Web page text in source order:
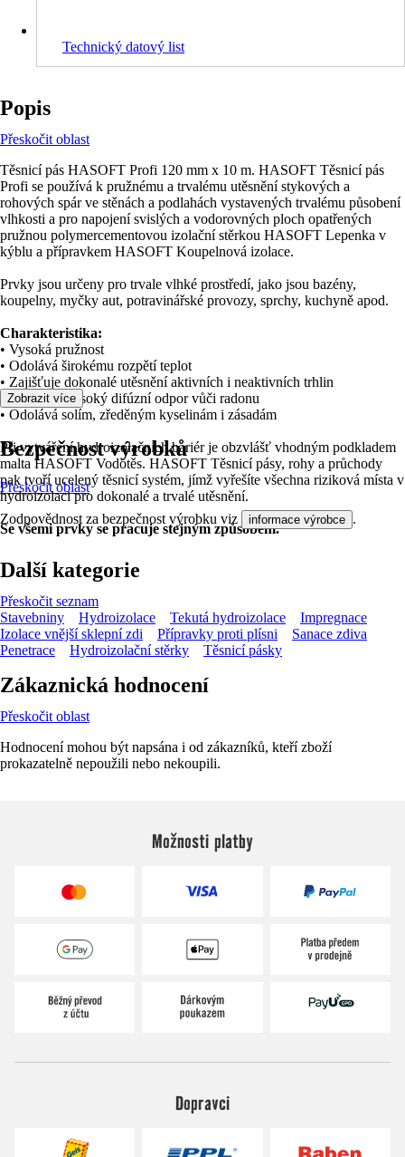
Technický datový list
Popis
Přeskočit oblast
Těsnicí pás HASOFT Profi 120 mm x 10 m. HASOFT Těsnicí pás
Profi se používá k pružnému a trvalému utěsnění stykových a
rohových spár ve stěnách a podlahách vystavených trvalému působení
vlhkosti a pro napojení svislých a vodorovných ploch opatřených
pružnou polymercementovou izolační stěrkou HASOFT Lepenka v
kýblu a přípravkem HASOFT Koupelnová izolace.
Prvky jsou určeny pro trvale vlhké prostředí, jako jsou bazény,
koupelny, myčky aut, potravinářské provozy, sprchy, kuchyně apod.
Charakteristika:
• Vysoká pružnost
• Odolává širokému rozpětí teplot
• Zajišťuje dokonalé utěsnění aktivních i neaktivních trhlin
• Vykazuje vysoký difúzní odpor vůči radonu
• Odolává solím, zředěným kyselinám i zásadám
Při vytváření hydroizolačních bariér je obzvlášť vhodným podkladem
malta HASOFT Vodotěs. HASOFT Těsnicí pásy, rohy a průchody
pak tvoří ucelený těsnicí systém, jímž vyřešíte všechna riziková místa v
hydroizolaci pro dokonalé a trvalé utěsnění.
Se všemi prvky se pracuje stejným způsobem.
Zobrazit více
Bezpečnost výrobků
Přeskočit oblast
Zodpovědnost za bezpečnost výrobku viz informace výrobce .
Další kategorie
Přeskočit seznam
Stavebniny
Hydroizolace Tekutá hydroizolace
Impregnace
Izolace vnější sklepní zdi
Přípravky proti plísni
Sanace zdiva
Penetrace
Hydroizolační stěrky Těsnicí pásky
Zákaznická hodnocení
Přeskočit oblast
Hodnocení mohou být napsána i od zákazníků, kteří zboží
prokazatelně nepoužili nebo nekoupili.
Možnosti platby
Dopravci